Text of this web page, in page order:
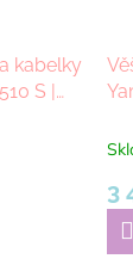
kabelky
S |
3